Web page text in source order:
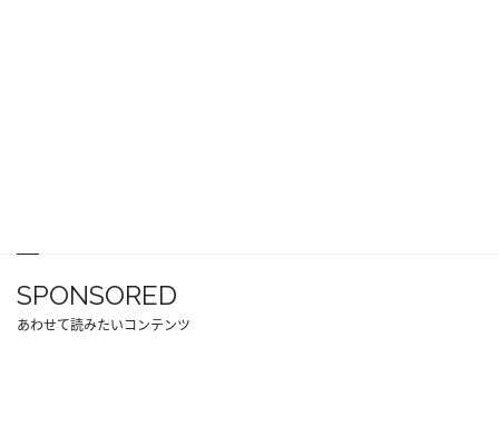
SPONSORED
あわせて読みたいコンテンツ